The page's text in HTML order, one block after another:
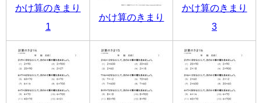
かけ算のきまり
1
かけ算のきまり
かけ算のきまり
3